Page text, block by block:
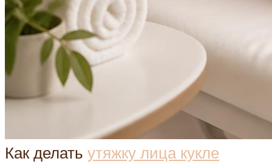
Как делать утяжку лица кукле